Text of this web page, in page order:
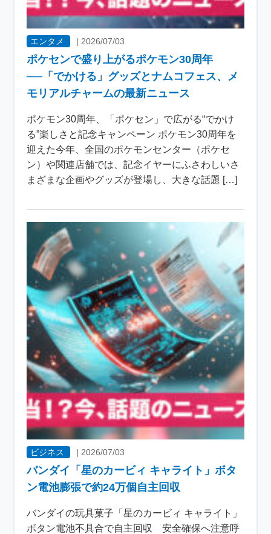
エンタメ | 2026/07/03
ポケセンで盛り上がるポケモン30周年
──「でかける」グッズとナムコフェス、メ
モリアルチャームの最新ニュース
ポケモン30周年、「ポケセン」で広がる“でかけ
る”楽しさと記念キャンペーン ポケモン30周年を
迎えた今年、全国のポケモンセンター（ポケセ
ン）や関連店舗では、記念イヤーにふさわしいさ
まざまな企画やグッズが登場し、大きな話題 […]
ビジネス | 2026/07/03
バンダイ「星のカービィ キャライト」ボタ
ン電池膨張で約24万個自主回収
バンダイの玩具菓子「星のカービィ キャライト」
ボタン電池不具合で自主回収 安全確保へ注意呼